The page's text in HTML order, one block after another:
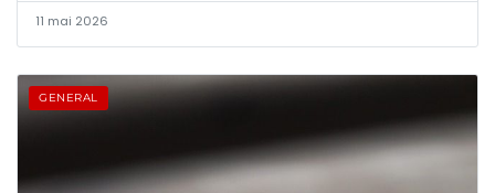
11 mai 2026
GENERAL